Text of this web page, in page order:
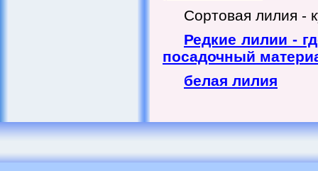
Сортовая лилия -
Редкие лилии -
посадочный
белая лилия